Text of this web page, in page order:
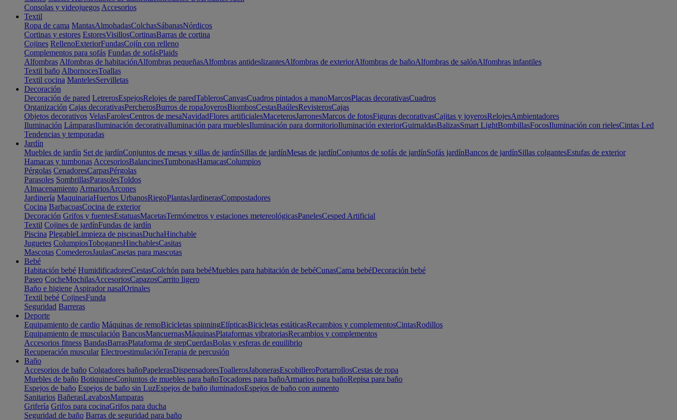
Consolas y videojuegos Accesorios
Textil
Ropa de cama MantasAlmohadasColchasSábanasNórdicos
Cortinas y estores EstoresVisillosCortinasBarras de cortina
Cojines RellenoExteriorFundasCojín con relleno
Complementos para sofás Fundas de sofásPlaids
Alfombras Alfombras de habitaciónAlfombras pequeñasAlfombras antideslizantesAlfombras de exteriorAlfombras de bañoAlfombras de salónAlfombras infantiles
Textil baño AlbornocesToallas
Textil cocina MantelesServilletas
Decoración
Decoración de pared LetrerosEspejosRelojes de paredTablerosCanvasCuadros pintados a manoMarcosPlacas decorativasCuadros
Organización Cajas decorativasPercherosBurros de ropaJoyerosBiombosCestasBaúlesRevisterosCajas
Objetos decorativos VelasFarolesCentros de mesaNavidadFlores artificialesMaceterosJarronesMarcos de fotosFiguras decorativasCajitas y joyerosRelojesAmbientadores
Iluminación LámparasIluminación decorativaIluminación para mueblesIluminación para dormitorioIluminación exteriorGuirnaldasBalizasSmart LightBombillasFocosIluminación con rielesCintas Led
Tendencias y temporadas
Jardín
Muebles de jardín Set de jardínConjuntos de mesas y sillas de jardínSillas de jardínMesas de jardínConjuntos de sofás de jardínSofás jardínBancos de jardínSillas colgantesEstufas de exterior
Hamacas y tumbonas AccesoriosBalancinesTumbonasHamacasColumpios
Pérgolas CenadoresCarpasPérgolas
Parasoles SombrillasParasolesToldos
Almacenamiento ArmariosArcones
Jardinería MaquinariaHuertos UrbanosRiegoPlantasJardinerasCompostadores
Cocina BarbacoasCocina de exterior
Decoración Grifos y fuentesEstatuasMacetasTermómetros y estaciones metereológicasPanelesCesped Artificial
Textil Cojines de jardínFundas de jardín
Piscina PlegableLimpieza de piscinasDuchaHinchable
Juguetes ColumpiosToboganesHinchablesCasitas
Mascotas ComederosJaulasCasetas para mascotas
Bebé
Habitación bebé HumidificadoresCestasColchón para bebéMuebles para habitación de bebéCunasCama bebéDecoración bebé
Paseo CocheMochilasAccesoriosCapazosCarrito ligero
Baño e higiene Aspirador nasalOrinales
Textil bebé CojinesFunda
Seguridad Barreras
Deporte
Equipamiento de cardio Máquinas de remoBicicletas spinningElípticasBicicletas estáticasRecambios y complementosCintasRodillos
Equipamiento de musculación BancosMancuernasMáquinasPlataformas vibratoriasRecambios y complementos
Accesorios fitness BandasBarrasPlataforma de stepCuerdasBolas y esferas de equilibrio
Recuperación muscular ElectroestimulaciónTerapia de percusión
Baño
Accesorios de baño Colgadores bañoPapelerasDispensadoresToallerosJabonerasEscobilleroPortarrollosCestas de ropa
Muebles de baño BotiquinesConjuntos de muebles para bañoTocadores para bañoArmarios para bañoRepisa para baño
Espejos de baño Espejos de baño sin LuzEspejos de baño iluminadosEspejos de baño con aumento
Sanitarios BañerasLavabosMamparas
Grifería Grifos para cocinaGrifos para ducha
Seguridad de baño Barras de seguridad para baño